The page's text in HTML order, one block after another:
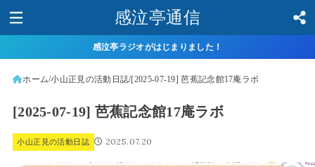
感泣亭通信
感泣亭ラジオがはじまりました！
ホーム 小山正見の活動日誌 [2025-07-19] 芭蕉記念館17庵ラボ
[2025-07-19] 芭蕉記念館17庵ラボ
小山正見の活動日誌 2025.07.20